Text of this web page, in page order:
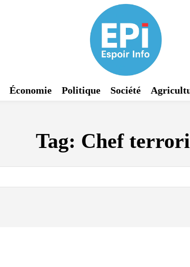
Économie Politique Société
Tag: Chef